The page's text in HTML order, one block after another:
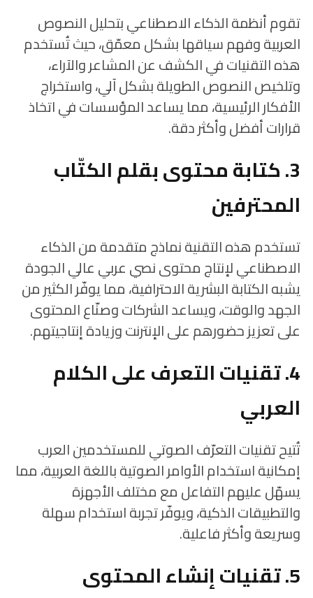
تقوم أنظمة الذكاء الاصطناعي بتحليل النصوص
العربية وفهم سياقها بشكل معمّق، حيث تُستخدم
هذه التقنيات في الكشف عن المشاعر والآراء،
وتلخيص النصوص الطويلة بشكل آلي، واستخراج
الأفكار الرئيسية، مما يساعد المؤسسات في اتخاذ
قرارات أفضل وأكثر دقة.
3. كتابة محتوى بقلم الكتّاب
المحترفين
تستخدم هذه التقنية نماذج متقدمة من الذكاء
الاصطناعي لإنتاج محتوى نصي عربي عالي الجودة
يشبه الكتابة البشرية الاحترافية، مما يوفّر الكثير من
الجهد والوقت، ويساعد الشركات وصنّاع المحتوى
على تعزيز حضورهم على الإنترنت وزيادة إنتاجيتهم.
4. تقنيات التعرف على الكلام
العربي
تُتيح تقنيات التعرّف الصوتي للمستخدمين العرب
إمكانية استخدام الأوامر الصوتية باللغة العربية، مما
يسهّل عليهم التفاعل مع مختلف الأجهزة
والتطبيقات الذكية، ويوفّر تجربة استخدام سهلة
وسريعة وأكثر فاعلية.
5. تقنيات إنشاء المحتوى